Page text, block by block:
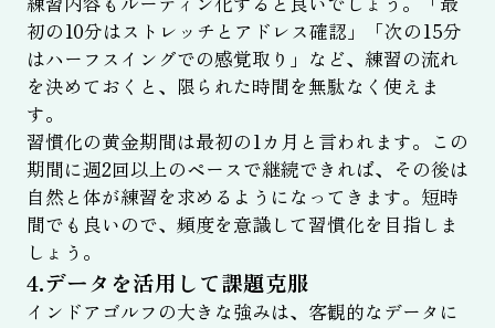
初の10分はストレッチとアドレス確認」「次の15分
はハーフスイングでの感覚取り」など、練習の流れ
を決めておくと、限られた時間を無駄なく使えま
す。
習慣化の黄金期間は最初の1カ月と言われます。この
期間に週2回以上のペースで継続できれば、その後は
自然と体が練習を求めるようになってきます。短時
間でも良いので、頻度を意識して習慣化を目指しま
しょう。
4.データを活用して課題克服
インドアゴルフの大きな強みは、客観的なデータに